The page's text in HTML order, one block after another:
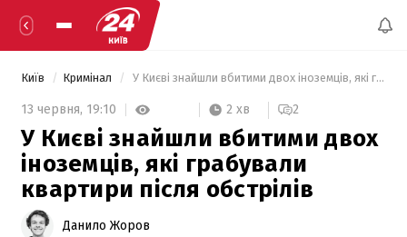
Київ Кримінал У Києві знайшли вбитими двох іноземців, які грабували квартири після обстрілів
13 червня, 19:10 2 хв 2
У Києві знайшли вбитими двох
іноземців, які грабували
квартири після обстрілів
Данило Жоров